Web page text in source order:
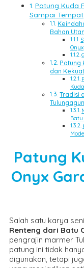
Patung Kuda
Sampai Tempat
Bahan
Onyx
Patung
dan
Tradisi
Batu
Patung
Onyx
Salah satu karya
Renteng dari Batu
pengrajin marmer
patung ini tidak
digunakan, tetapi